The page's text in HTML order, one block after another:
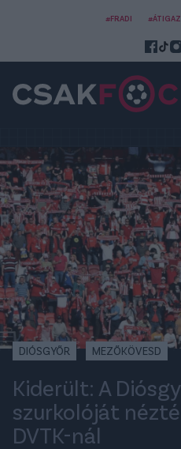
#FRADI
DIÓSGYŐR MEZŐKÖVESD
Kiderült: A
szurkolóját
DVTK-nál